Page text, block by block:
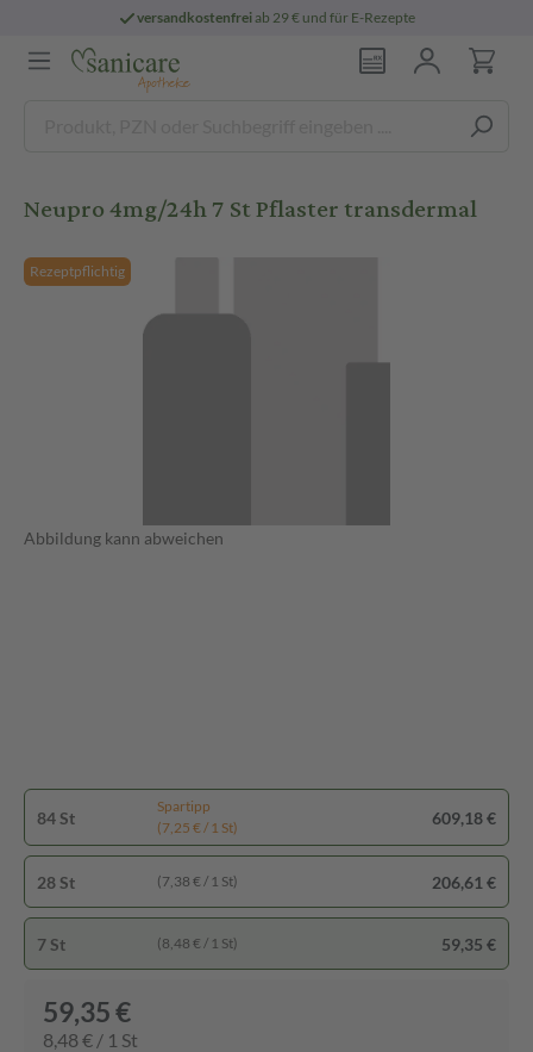
versandkostenfreiab 29 € und für E-Rezepte
Neupro 4mg/24h 7 St Pflaster transdermal
Rezeptpflichtig
Abbildung kann abweichen
84 St
Spartipp
(7,25 € / 1 St)
609,18 €
28 St (7,38 € / 1 St) 206,61 €
7 St (8,48 € / 1 St) 59,35 €
59,35 €
8,48 € / 1 St